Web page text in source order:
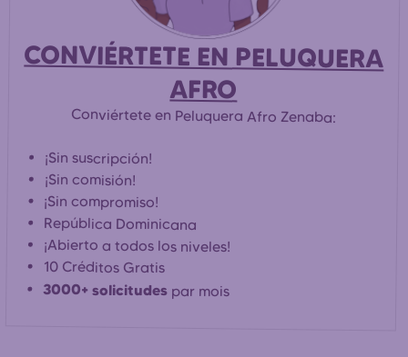
CONVIÉRTETE EN PELUQUERA
AFRO
Conviértete en Peluquera Afro Zenaba:
¡Sin suscripción!
¡Sin comisión!
¡Sin compromiso!
República Dominicana
¡Abierto a todos los niveles!
10 Créditos Gratis
3000+ solicitudes par mois